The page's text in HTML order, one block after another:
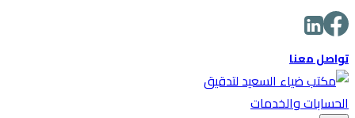
تواصل معنا